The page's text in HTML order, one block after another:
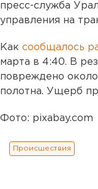
пресс-служба
управления на
Как сообщалось
марта в 4:40. В
повреждено
полотна. Ущерб
Фото: pixabay.com
Происшествия